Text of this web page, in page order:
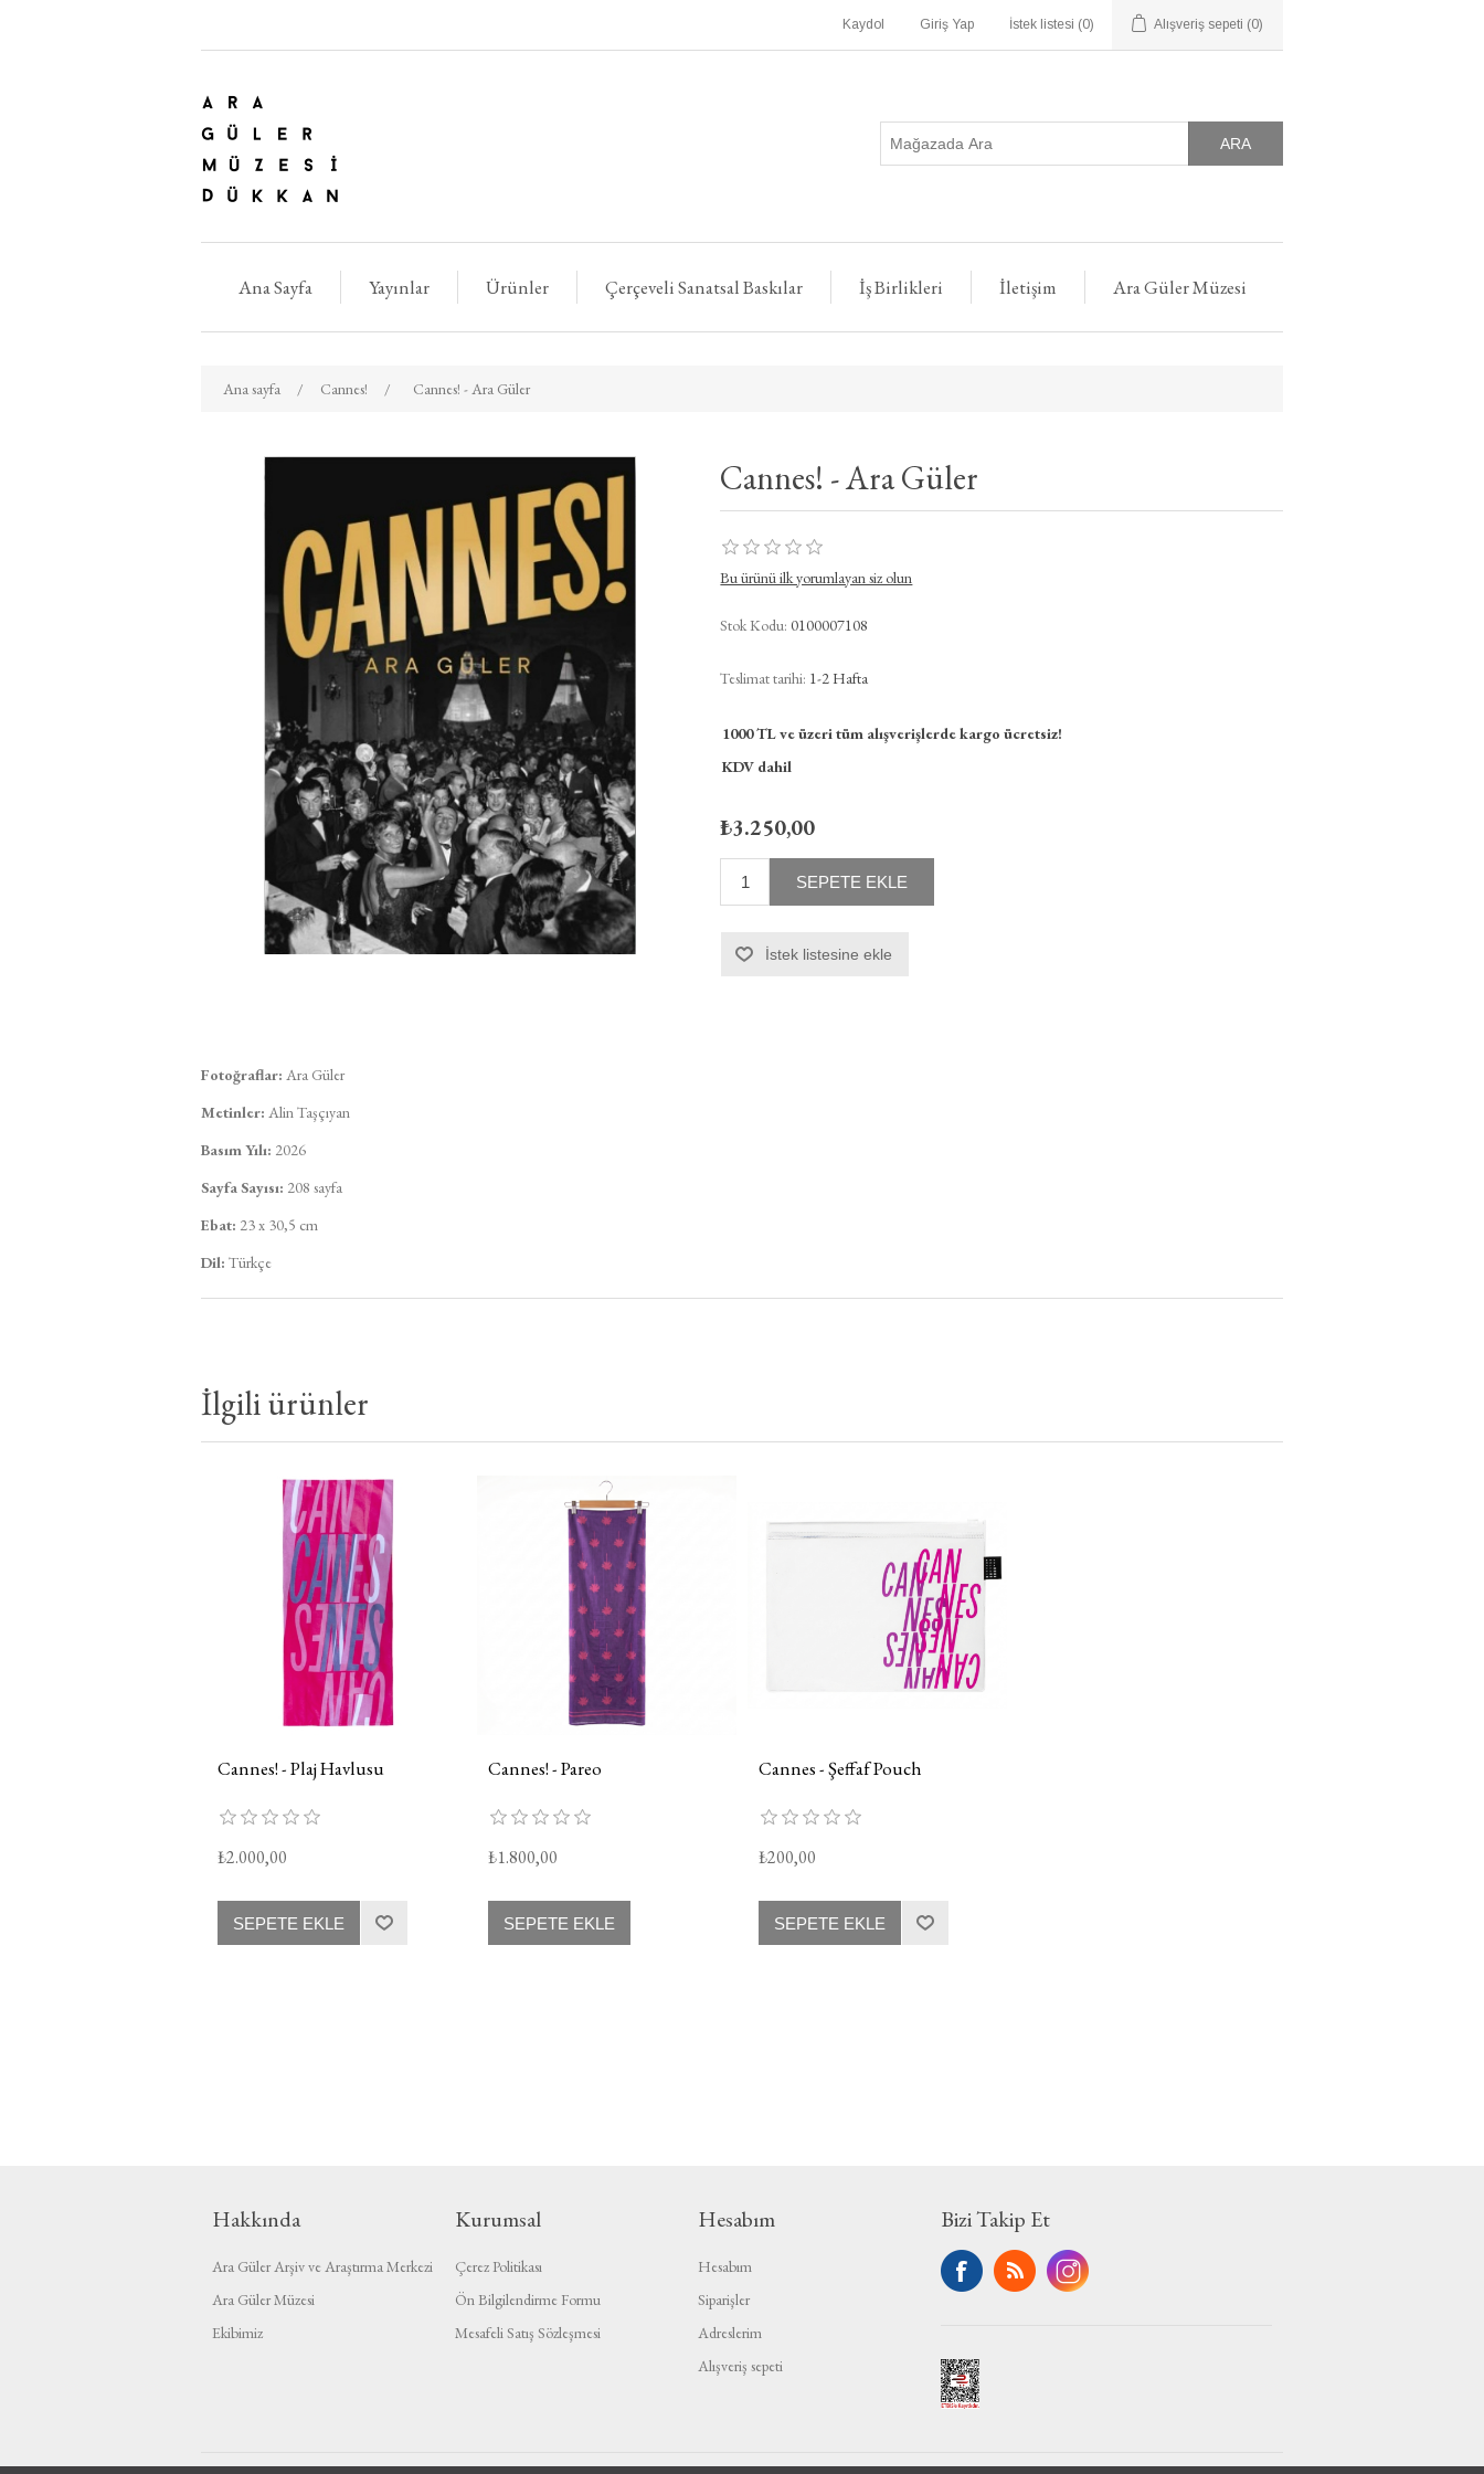
Kaydol Giriş Yap İstek listesi (0) Alışveriş sepeti (0)
ARA
Ana Sayfa Yayınlar Ürünler Çerçeveli Sanatsal Baskılar İş Birlikleri İletişim Ara Güler Müzesi
Ana sayfa / Cannes! / Cannes! - Ara Güler
Cannes! - Ara Güler
Bu ürünü ilk yorumlayan siz olun
Stok Kodu: 0100007108
Teslimat tarihi: 1-2 Hafta
1000 TL ve üzeri tüm alışverişlerde kargo ücretsiz!
KDV dahil
₺3.250,00
SEPETE EKLE
İstek listesine ekle
Fotoğraflar: Ara Güler
Metinler: Alin Taşçıyan
Basım Yılı: 2026
Sayfa Sayısı: 208 sayfa
Ebat: 23 x 30,5 cm
Dil: Türkçe
İlgili ürünler
Cannes! - Plaj Havlusu
₺2.000,00
SEPETE EKLE
Cannes! - Pareo
₺1.800,00
SEPETE EKLE
Cannes - Şeffaf Pouch
₺200,00
SEPETE EKLE
Hakkında
Ara Güler Arşiv ve Araştırma Merkezi
Ara Güler Müzesi
Ekibimiz
Kurumsal
Çerez Politikası
Ön Bilgilendirme Formu
Mesafeli Satış Sözleşmesi
Hesabım
Hesabım
Siparişler
Adreslerim
Alışveriş sepeti
Bizi Takip Et